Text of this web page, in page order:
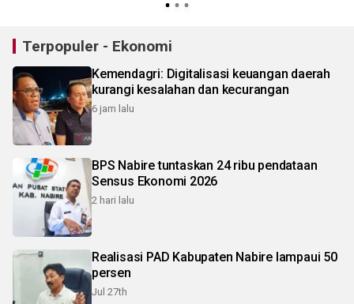
Terpopuler - Ekonomi
Kemendagri: Digitalisasi keuangan daerah
kurangi kesalahan dan kecurangan
6 jam lalu
BPS Nabire tuntaskan 24 ribu pendataan
Sensus Ekonomi 2026
2 hari lalu
Realisasi PAD Kabupaten Nabire lampaui 50
persen
Jul 27th